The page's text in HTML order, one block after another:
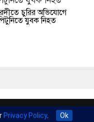
চুরির অভিযোগে
যুবক নিহত
মো: ফারুক হোসেইন
Privacy Policy. Ok